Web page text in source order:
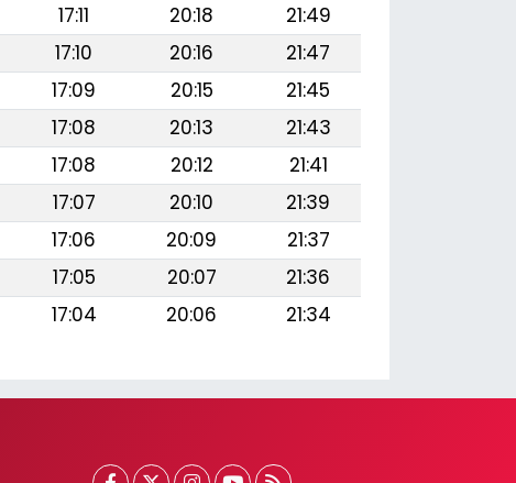
17:11 20:18
21:49
17:10 20:16
21:47
17:09 20:15
21:45
17:08 20:13
21:43
17:08 20:12
21:41
17:07 20:10
21:39
17:06 20:09
21:37
17:05 20:07
21:36
17:04 20:06 21:34